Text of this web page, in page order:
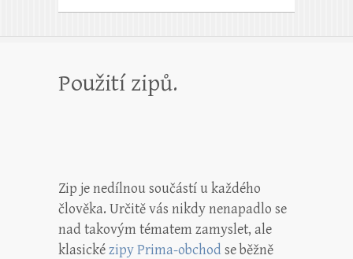
Použití zipů.
Zip je nedílnou součástí u každého
člověka. Určitě vás nikdy nenapadlo se
nad takovým tématem zamyslet, ale
klasickézipy Prima-obchod se běžně